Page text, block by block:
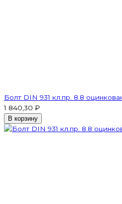
Болт DIN 931 кл.пр. 8.8
1 840,30 ₽
В корзину